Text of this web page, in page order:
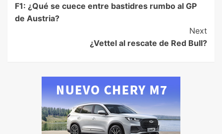
F1: ¿Qué se cuece entre bastidres rumbo al GP
de Austria?
Next
¿Vettel al rescate de Red Bull?